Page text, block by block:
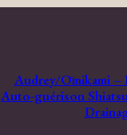
Audrey/Ōmikami –
Auto-guérison